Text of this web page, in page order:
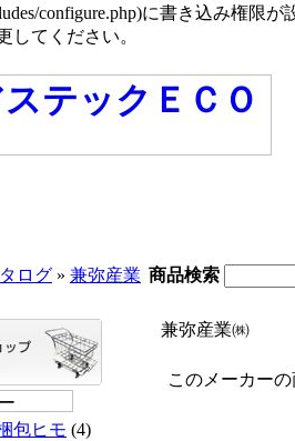
configure.php)に書き込み権限が
してください。
ログ » 兼弥産業 商品検索
包ヒモ (4)
兼弥産業㈱
このメーカー